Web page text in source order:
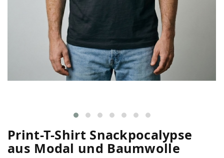
Print-T-Shirt Snackpocalypse
aus Modal und Baumwolle